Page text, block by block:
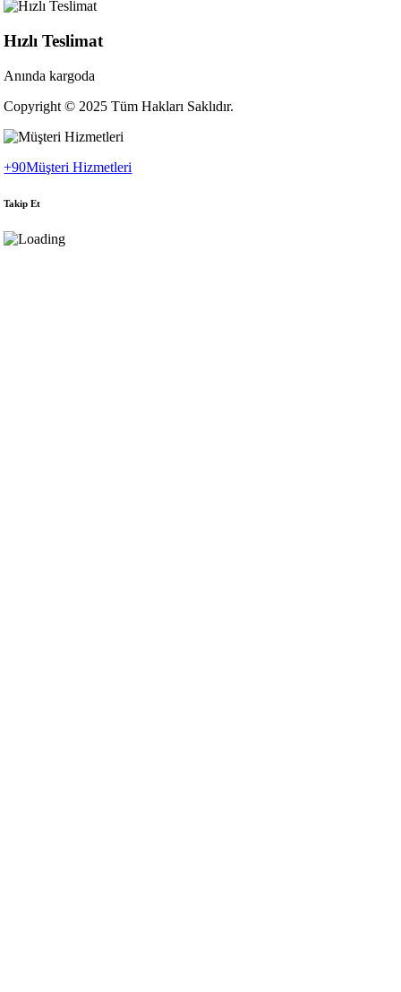
Hızlı Teslimat
Anında kargoda
Copyright © 2025 Tüm Hakları Saklıdır.
+90Müşteri Hizmetleri
Takip Et